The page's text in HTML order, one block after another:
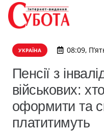
УКРАЇНА 08:09,
Пенсії з
військових:
оформити та
платитимуть